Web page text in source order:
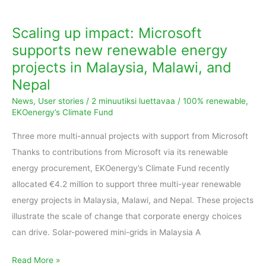
Scaling up impact: Microsoft
supports new renewable energy
projects in Malaysia, Malawi, and
Nepal
News, User stories / 2 minuutiksi luettavaa / 100% renewable,
EKOenergy’s Climate Fund
Three more multi-annual projects with support from Microsoft
Thanks to contributions from Microsoft via its renewable
energy procurement, EKOenergy’s Climate Fund recently
allocated €4.2 million to support three multi-year renewable
energy projects in Malaysia, Malawi, and Nepal. These projects
illustrate the scale of change that corporate energy choices
can drive. Solar-powered mini-grids in Malaysia A
and
Nepal
Read More »